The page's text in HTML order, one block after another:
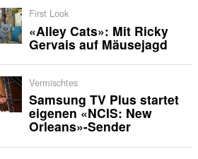
First Look
«Alley Cats»: Mit Ricky
Gervais auf Mäusejagd
Vermischtes
Samsung TV Plus startet
eigenen «NCIS: New
Orleans»-Sender